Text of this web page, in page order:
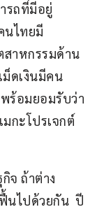
รถที่มีอยู่
นไทยมี
าหกรรมด้าน
ม็ดเงินมีคน
ร้อมยอมรับว่า
กะโปรเจกต์
จ ถ้าต่าง
นไปด้วยกัน  ปี